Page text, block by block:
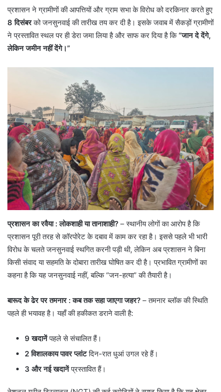
प्रशासन ने ग्रामीणों की आपत्तियों और ग्राम सभा के विरोध को दरकिनार करते हुए
8 दिसंबरको जनसुनवाई की तारीख तय कर दी है। इसके जवाब में सैकड़ों ग्रामीणों
ने प्रस्तावित स्थल पर ही डेरा जमा लिया है और साफ कर दिया है कि“जान दे देंगे,
लेकिन जमीन नहीं देंगे।”
प्रशासन का रवैया : लोकशाही या तानाशाही? – स्थानीय लोगों का आरोप है कि
प्रशासन पूरी तरह से कॉरपोरेट के दबाव में काम कर रहा है। इससे पहले भी भारी
विरोध के चलते जनसुनवाई स्थगित करनी पड़ी थी, लेकिन अब प्रशासन ने बिना
किसी संवाद या सहमति के दोबारा तारीख घोषित कर दी है। प्रभावित ग्रामीणों का
कहना है कि यह जनसुनवाई नहीं, बल्कि “जन-हत्या” की तैयारी है।
बारूद के ढेर पर तमनार : कब तक सहा जाएगा जहर? – तमनार ब्लॉक की स्थिति
पहले ही भयावह है। यहाँ की हकीकत डराने वाली है:
9 खदानेंपहले से संचालित हैं।
2 विशालकाय पावर प्लांटदिन-रात धुआं उगल रहे हैं।
3 और नई खदानेंप्रस्तावित हैं।